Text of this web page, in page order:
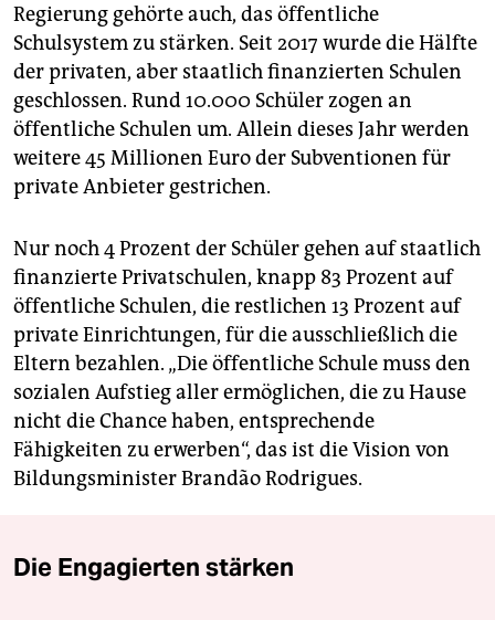
Regierung gehörte auch, das öffentliche
Schulsystem zu stärken. Seit 2017 wurde die Hälfte
der privaten, aber staatlich finanzierten Schulen
geschlossen. Rund 10.000 Schüler zogen an
öffentliche Schulen um. Allein dieses Jahr werden
weitere 45 Millionen Euro der Subventionen für
private Anbieter gestrichen.
Nur noch 4 Prozent der Schüler gehen auf staatlich
finanzierte Privatschulen, knapp 83 Prozent auf
öffentliche Schulen, die restlichen 13 Prozent auf
private Einrichtungen, für die ausschließlich die
Eltern bezahlen. „Die öffentliche Schule muss den
sozialen Aufstieg aller ermöglichen, die zu Hause
nicht die Chance haben, entsprechende
Fähigkeiten zu erwerben“, das ist die Vision von
Bildungsminister Brandão Rodrigues.
Die Engagierten stärken